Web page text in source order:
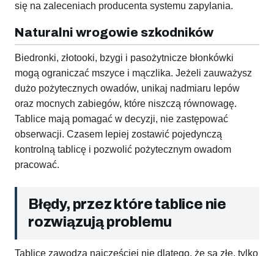
się na zaleceniach producenta systemu zapylania.
Naturalni wrogowie szkodników
Biedronki, złotooki, bzygi i pasożytnicze błonkówki
mogą ograniczać mszyce i mączlika. Jeżeli zauważysz
dużo pożytecznych owadów, unikaj nadmiaru lepów
oraz mocnych zabiegów, które niszczą równowagę.
Tablice mają pomagać w decyzji, nie zastępować
obserwacji. Czasem lepiej zostawić pojedynczą
kontrolną tablicę i pozwolić pożytecznym owadom
pracować.
Błędy, przez które tablice nie
rozwiązują problemu
Tablice zawodzą najczęściej nie dlatego, że są złe, tylko